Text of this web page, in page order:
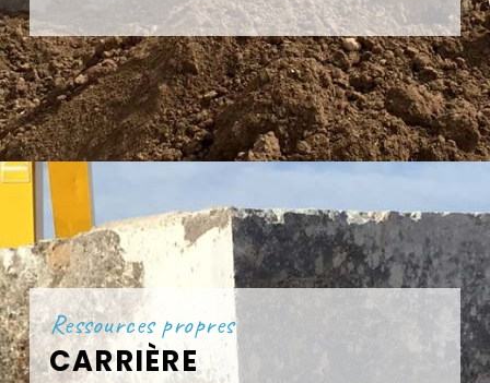
Ressources propres
CARRIÈRE